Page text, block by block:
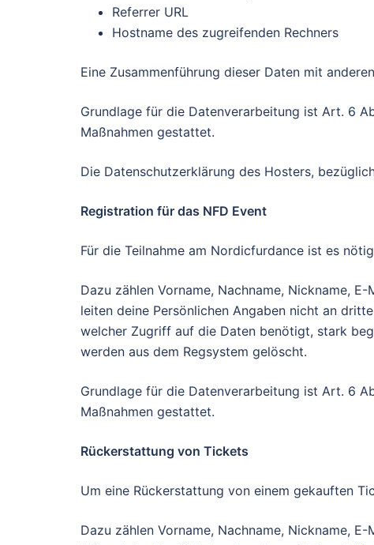
Referrer URL
Hostname des zugreifenden Rechners
Eine Zusammenführung dieser Daten mit
Grundlage für die Datenverarbeitung ist Art. 6
Maßnahmen gestattet.
Die Datenschutzerklärung des Hosters,
Registration für das NFD Event
Für die Teilnahme am Nordicfurdance ist es
Dazu zählen Vorname, Nachname, Nickname,
leiten deine Persönlichen Angaben nicht an
welcher Zugriff auf die Daten benötigt, stark
werden aus dem Regsystem gelöscht.
Grundlage für die Datenverarbeitung ist Art. 6
Maßnahmen gestattet.
Rückerstattung von Tickets
Um eine Rückerstattung von einem gekauften
Dazu zählen Vorname, Nachname, Nickname,